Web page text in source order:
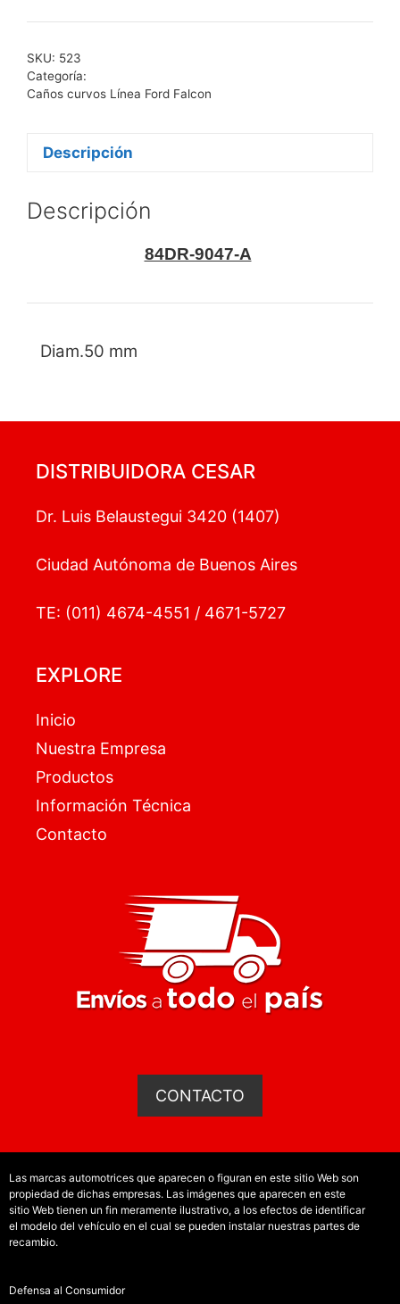
SKU: 523
Categoría:
Caños curvos Línea Ford Falcon
Descripción
Descripción
84DR-9047-A
Diam.50 mm
DISTRIBUIDORA CESAR
Dr. Luis Belaustegui 3420 (1407)
Ciudad Autónoma de Buenos Aires
TE: (011) 4674-4551 / 4671-5727
EXPLORE
Inicio
Nuestra Empresa
Productos
Información Técnica
Contacto
CONTACTO
Las marcas automotrices que aparecen o figuran en este sitio Web son
propiedad de dichas empresas. Las imágenes que aparecen en este
sitio Web tienen un fin meramente ilustrativo, a los efectos de identificar
el modelo del vehículo en el cual se pueden instalar nuestras partes de
recambio.
Defensa al Consumidor